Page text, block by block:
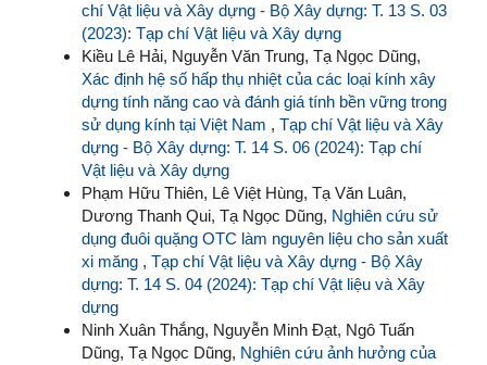
chí Vật liệu và Xây dựng - Bộ Xây dựng: T. 13 S. 03
(2023): Tạp chí Vật liệu và Xây dựng
Kiều Lê Hải, Nguyễn Văn Trung, Tạ Ngọc Dũng,
Xác định hệ số hấp thụ nhiệt của các loại kính xây
dựng tính năng cao và đánh giá tính bền vững trong
sử dụng kính tại Việt Nam , Tạp chí Vật liệu và Xây
dựng - Bộ Xây dựng: T. 14 S. 06 (2024): Tạp chí
Vật liệu và Xây dựng
Phạm Hữu Thiên, Lê Việt Hùng, Tạ Văn Luân,
Dương Thanh Qui, Tạ Ngọc Dũng, Nghiên cứu sử
dụng đuôi quặng OTC làm nguyên liệu cho sản xuất
xi măng , Tạp chí Vật liệu và Xây dựng - Bộ Xây
dựng: T. 14 S. 04 (2024): Tạp chí Vật liệu và Xây
dựng
Ninh Xuân Thắng, Nguyễn Minh Đạt, Ngô Tuấn
Dũng, Tạ Ngọc Dũng, Nghiên cứu ảnh hưởng của